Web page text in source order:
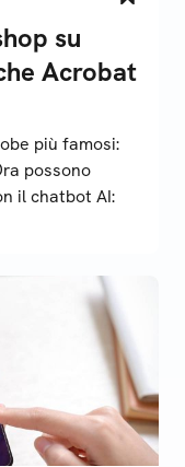
su
Acrobat
più famosi:
possono
il chatbot AI: